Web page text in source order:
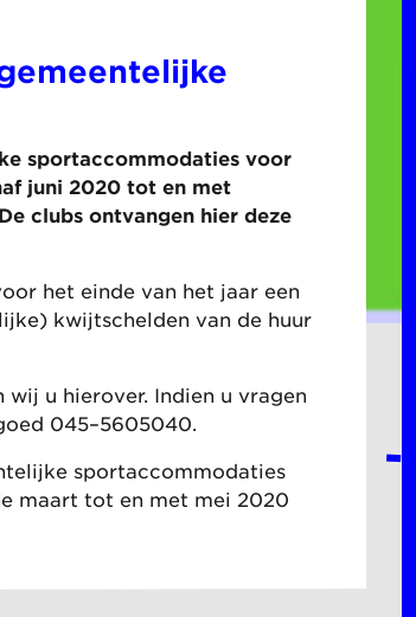
sportaccommodaties voor
juni 2020 tot en met
clubs ontvangen hier deze
het einde van het jaar een
kwijtschelden van de huur
u hierover. Indien u vragen
045–5605040.
sportaccommodaties
maart tot en met mei 2020